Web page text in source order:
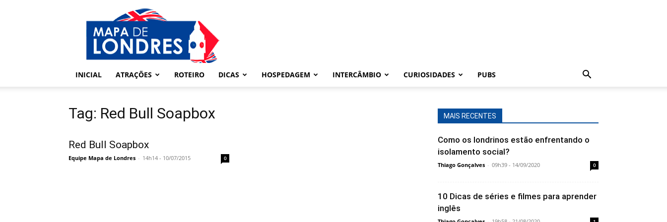
Londres
Mapa
de
Londres
INICIAL
ATRAÇÕES ROTEIRO DICAS HOSPEDAGEM INTERCÂMBIO CURIOSIDADES PUBS
Tag: Red Bull Soapbox
Red Bull Soapbox
Equipe Mapa de Londres - 14h14 - 10/07/2015 0
MAIS RECENTES
Como os londrinos estão enfrentando o
isolamento social?
Thiago Gonçalves - 09h39 - 14/09/2020 0
10 Dicas de séries e filmes para aprender
inglês